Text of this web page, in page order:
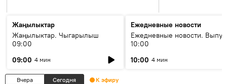
Жаңылыктар
Жаңылыктар. Чыгарылыш
09:00
09:00 4 мин
Ежедневные новости
Ежедневные новости.
10:00
10:00 4 мин
Вчера Сегодня К эфиру